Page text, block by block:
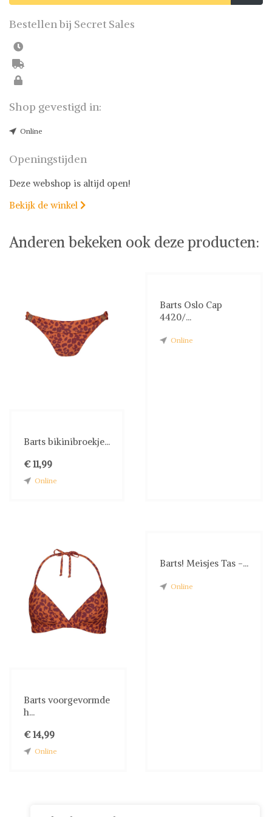
Bestellen bij Secret Sales
Shop gevestigd in:
Online
Openingstijden
Deze webshop is altijd open!
Bekijk de winkel 
Anderen bekeken ook deze producten:
Barts bikinibroekje...
€ 11,99
Online
Barts Oslo Cap
4420/...
Online
Barts voorgevormde
h...
€ 14,99
Online
Barts! Meisjes Tas -...
Online